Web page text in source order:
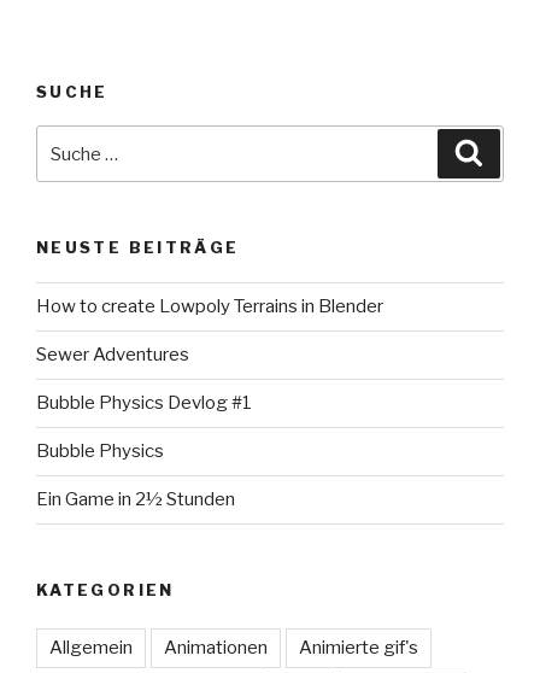
SUCHE
nach:
NEUSTE BEITRÄGE
How to create Lowpoly Terrains in Blender
Sewer Adventures
Bubble Physics Devlog #1
Bubble Physics
Ein Game in 2½ Stunden
KATEGORIEN
Allgemein Animationen Animierte gif's